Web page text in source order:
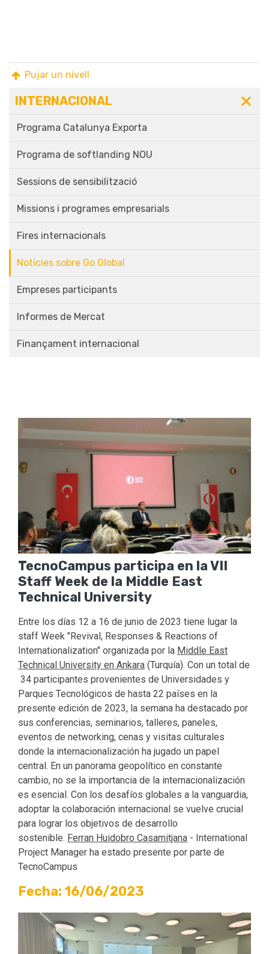
Pujar un nivell
INTERNACIONAL
Programa Catalunya Exporta
Programa de softlanding NOU
Sessions de sensibilització
Missions i programes empresarials
Fires internacionals
Notícies sobre Go Global
Empreses participants
Informes de Mercat
Finançament internacional
TecnoCampus participa en la VII
Staff Week de la Middle East
Technical University
Entre los días 12 a 16 de junio de 2023 tiene lugar la
staff Week "Revival, Responses & Reactions of
Internationalization" organizada por la Middle East
Technical University en Ankara (Turquía). Con un total de
34 participantes provenientes de Universidades y
Parques Tecnológicos de hasta 22 países en la
presente edición de 2023, la semana ha destacado por
sus conferencias, seminarios, talleres, paneles,
eventos de networking, cenas y visitas culturales
donde la internacionalización ha jugado un papel
central. En un panorama geopolítico en constante
cambio, no se la importancia de la internacionalización
es esencial. Con los desafíos globales a la vanguardia,
adoptar la colaboración internacional se vuelve crucial
para lograr los objetivos de desarrollo
sostenible. Ferran Huidobro Casamitjana - International
Project Manager ha estado presente por parte de
TecnoCampus
Fecha: 16/06/2023